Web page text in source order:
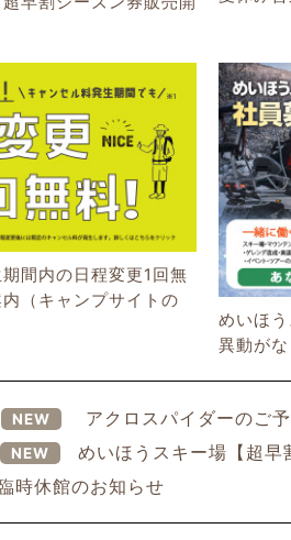
期間内の日程変更1回無
（キャンプサイトの
めいほ
異動が
NEW
アクロスパイダーのご
NEW
めいほうスキー場【超早
時休館のお知らせ